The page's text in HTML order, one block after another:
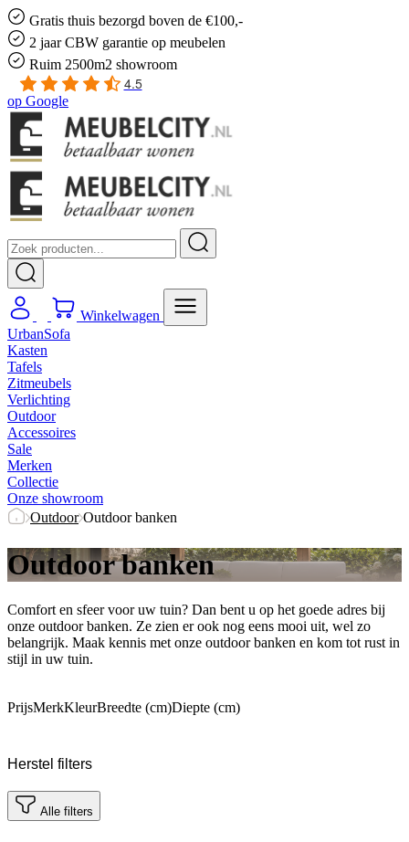
Gratis thuis bezorgd boven de €100,-
2 jaar CBW garantie op meubelen
Ruim 2500m2 showroom
4.5
op Google
Winkelwagen
UrbanSofa
Kasten
Tafels
Zitmeubels
Verlichting
Outdoor
Accessoires
Sale
Merken
Collectie
Onze showroom
Outdoor Outdoor banken
Outdoor banken
Comfort en sfeer voor uw tuin? Dan bent u op het goede adres bij
onze outdoor banken. Ze zien er ook nog eens mooi uit, wel zo
belangrijk. Maak kennis met onze outdoor banken en kom tot rust in
stijl in uw tuin.
PrijsMerkKleurBreedte (cm)Diepte (cm)
Herstel filters
Alle filters